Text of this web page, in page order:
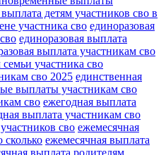
детям участников сво в
участника сво единоразовая
единоразовая выплата
выплата участникам сво
участника сво
сво 2025 единственная
выплаты участникам сво
сво ежегодная выплата
выплата участникам сво
сво ежемесячная
сколько ежемесячная выплата
выплата родителям